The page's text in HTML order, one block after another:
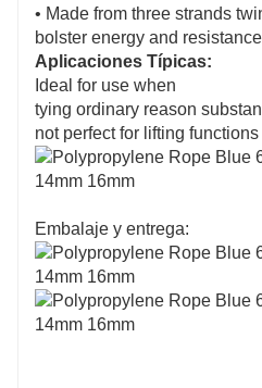
• Made from three strands
bolster energy and
Aplicaciones Típicas:
Ideal for use when
tying ordinary reason
not perfect for lifting functions
Embalaje y entrega: